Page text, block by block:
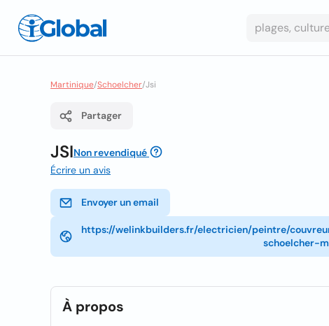
Martinique/Schoelcher/Jsi
Partager
JSINon revendiqué
Écrire un avis
Envoyer un email
https://welinkbuilders.fr/electricien/peintre/
schoelcher-
À propos